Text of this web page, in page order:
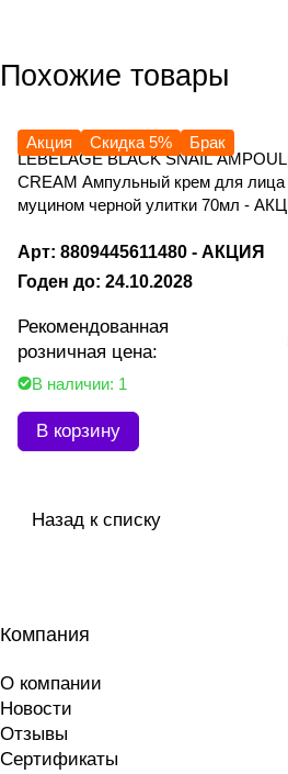
Похожие товары
Акция Скидка 5%
Брак
LEBELAGE BLACK SNAIL
CREAM Ампульный крем для лица
муцином черной улитки 70мл -
Арт: 8809445611480 - АКЦИЯ
Годен до: 24.10.2028
Рекомендованная
розничная цена:
В наличии: 1
В корзину
Назад к списку
Компания
О компании
Новости
Отзывы
Сертификаты